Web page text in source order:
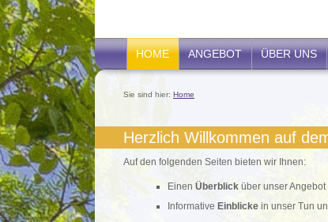
HOME ANGEBOT ÜBER UNS
Sie sind hier: Home
Herzlich Willkommen auf
Auf den folgenden Seiten bieten wir Ihnen:
Einen Überblicküber
Informative Einblickein unser Tun